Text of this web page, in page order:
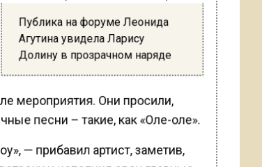
Публика на форуме Леонида
Агутина увидела Ларису
Долину в прозрачном наряде
мероприятия. Они просили,
песни – такие, как «Оле-оле».
— прибавил артист, заметив,